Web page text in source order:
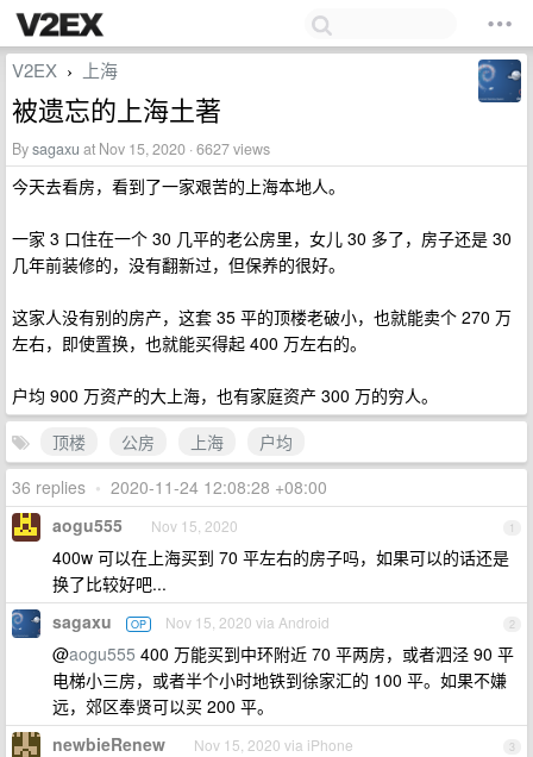
V2EX › 上海
被遗忘的上海土著
Bysagaxu at Nov 15, 2020 · 6627 views
今天去看房，看到了一家艰苦的上海本地人。
一家 3 口住在一个 30 几平的老公房里，女儿 30 多了，房子还是 30
几年前装修的，没有翻新过，但保养的很好。
这家人没有别的房产，这套 35 平的顶楼老破小，也就能卖个 270 万
左右，即使置换，也就能买得起 400 万左右的。
户均 900 万资产的大上海，也有家庭资产 300 万的穷人。
顶楼
公房 上海
户均
36 replies • 2020-11-24 12:08:28 +08:00
1
aogu555 Nov 15, 2020
400w 可以在上海买到 70 平左右的房子吗，如果可以的话还是
换了比较好吧...
2
sagaxu OP Nov 15, 2020 via Android
@aogu555 400 万能买到中环附近 70 平两房，或者泗泾 90 平
电梯小三房，或者半个小时地铁到徐家汇的 100 平。如果不嫌
远，郊区奉贤可以买 200 平。
3
newbieRenew Nov 15, 2020 via iPhone